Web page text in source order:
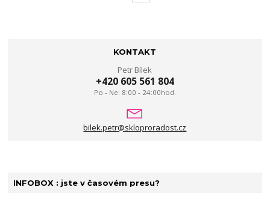
KONTAKT
Petr Bílek
+420 605 561 804
Po - Ne: 8:00 - 24:00hod.
bilek.petr@skloproradost.cz
INFOBOX : jste v časovém presu?